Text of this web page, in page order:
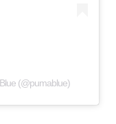
(@pumablue)